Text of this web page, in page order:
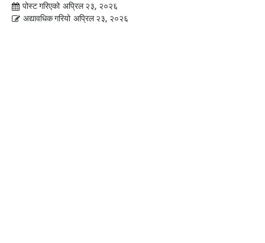
पोस्ट गरिएको अप्रिल २३, २०२६
अद्यावधिक गरियो अप्रिल २३, २०२६